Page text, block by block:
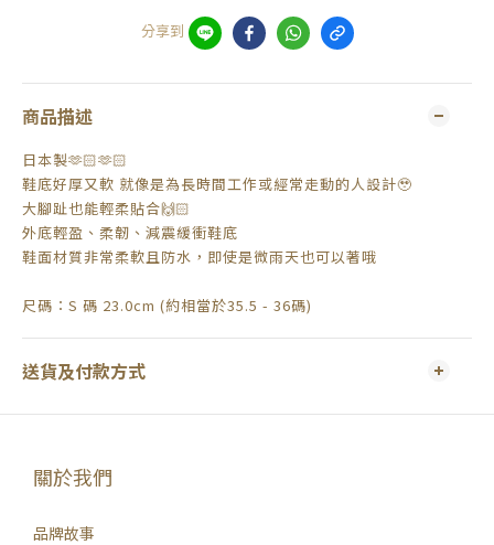
分享到
商品描述
日本製🫶🏻🫶🏻
鞋底好厚又軟 就像是為長時間工作或經常走動的人設計🥹
大腳趾也能輕柔貼合🙌🏻
外底輕盈、柔韌、減震緩衝鞋底
鞋面材質非常柔軟且防水，即使是微雨天也可以著哦
尺碼：S 碼 23.0cm (約相當於35.5 - 36碼)
送貨及付款方式
關於我們
品牌故事